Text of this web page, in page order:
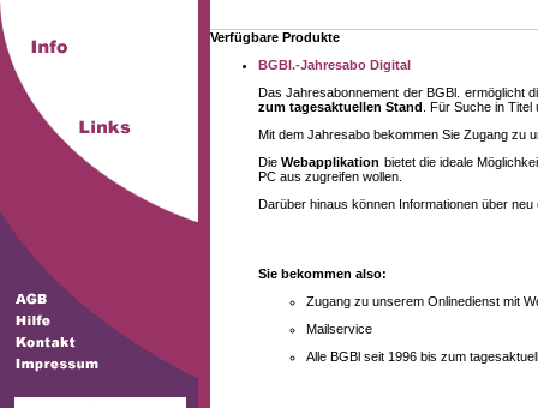
Verfügbare Produkte
BGBl.-Jahresabo Digital
Das Jahresabonnement der BGBl. ermöglicht
zum tagesaktuellen Stand . Für Suche in
Mit dem Jahresabo bekommen Sie Zugang zu
DieWebapplikation bietet die ideale
PC aus zugreifen wollen.
Darüber hinaus können Informationen über
Sie bekommen also:
Zugang zu unserem Onlinedienst mit
Mailservice
Alle BGBl seit 1996 bis zum